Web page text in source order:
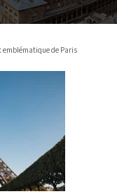
emblématique de Paris